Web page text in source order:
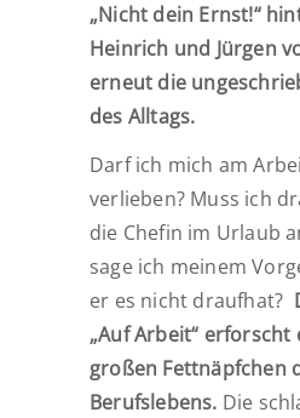
„Nicht dein Ernst!“
Heinrich und Jürgen
erneut die
des Alltags.
Darf ich mich am
verlieben? Muss ich
die Chefin im Urlaub
sage ich meinem
er es nicht draufhat?
„Auf Arbeit“ erforscht
großen Fettnäpfchen
Berufslebens. Die